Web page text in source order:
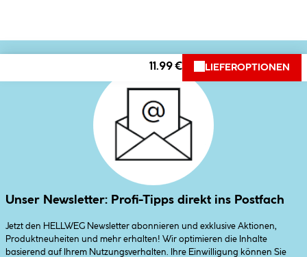
11.99 € LIEFEROPTIONEN
Unser Newsletter: Profi-Tipps direkt ins Postfach
Jetzt den HELLWEG Newsletter abonnieren und exklusive Aktionen,
Produktneuheiten und mehr erhalten! Wir optimieren die Inhalte
basierend auf Ihrem Nutzungsverhalten. Ihre Einwilligung können Sie